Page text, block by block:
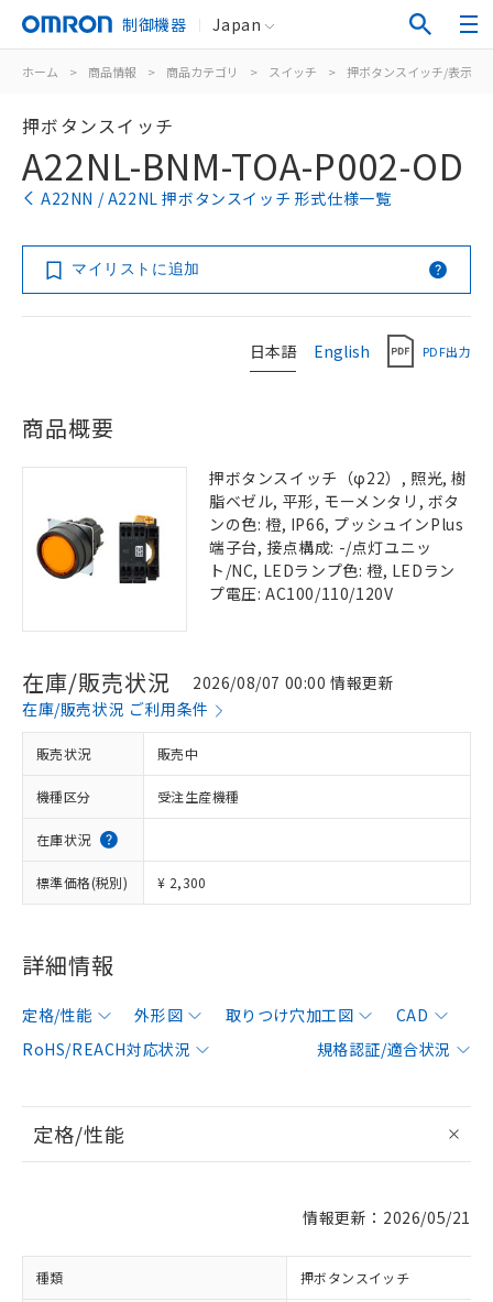
制御機器 Japan
ホーム > 商品情報 > 商品カテゴリ > スイッチ > 押ボタンスイッチ/表示灯
押ボタンスイッチ
A22NL-BNM-TOA-P002-OD
A22NN / A22NL 押ボタンスイッチ 形式仕様一覧
マイリストに追加
日本語 English PDF出力
商品概要
押ボタンスイッチ（φ22）, 照光, 樹
脂ベゼル, 平形, モーメンタリ, ボタ
ンの色: 橙, IP66, プッシュインPlus
端子台, 接点構成: -/点灯ユニッ
ト/NC, LEDランプ色: 橙, LEDラン
プ電圧: AC100/110/120V
在庫/販売状況
2026/08/07 00:00 情報更新
在庫/販売状況 ご利用条件
販売状況 販売中
機種区分 受注生産機種
在庫状況
標準価格(税別) ¥ 2,300
詳細情報
定格/性能 外形図 取りつけ穴加工図
CAD
RoHS/REACH対応状況
規格認証/適合状況
定格/性能
情報更新：2026/05/21
種類 押ボタンスイッチ